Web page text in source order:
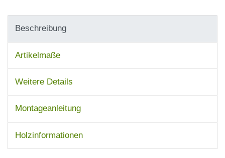
Beschreibung
Artikelmaße
Weitere Details
Montageanleitung
Holzinformationen